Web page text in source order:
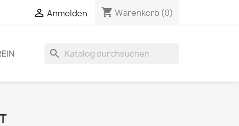
 Anmelden shopping_cart Warenkorb (0)
search